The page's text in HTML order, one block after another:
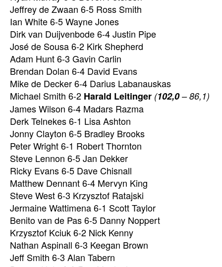
Jeffrey de Zwaan 6-5 Ross Smith
Ian White 6-5 Wayne Jones
Dirk van Duijvenbode 6-4 Justin Pipe
José de Sousa 6-2 Kirk Shepherd
Adam Hunt 6-3 Gavin Carlin
Brendan Dolan 6-4 David Evans
Mike de Decker 6-4 Darius Labanauskas
Michael Smith 6-2 Harald Leitinger (102,0– 86,1)
James Wilson 6-4 Madars Razma
Derk Telnekes 6-1 Lisa Ashton
Jonny Clayton 6-5 Bradley Brooks
Peter Wright 6-1 Robert Thornton
Steve Lennon 6-5 Jan Dekker
Ricky Evans 6-5 Dave Chisnall
Matthew Dennant 6-4 Mervyn King
Steve West 6-3 Krzysztof Ratajski
Jermaine Wattimena 6-1 Scott Taylor
Benito van de Pas 6-5 Danny Noppert
Krzysztof Kciuk 6-2 Nick Kenny
Nathan Aspinall 6-3 Keegan Brown
Jeff Smith 6-3 Alan Tabern